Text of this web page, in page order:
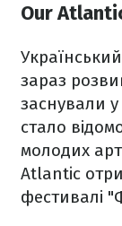
Our
зараз
заснували
стало
молодих
Atlantiс
фестивалі